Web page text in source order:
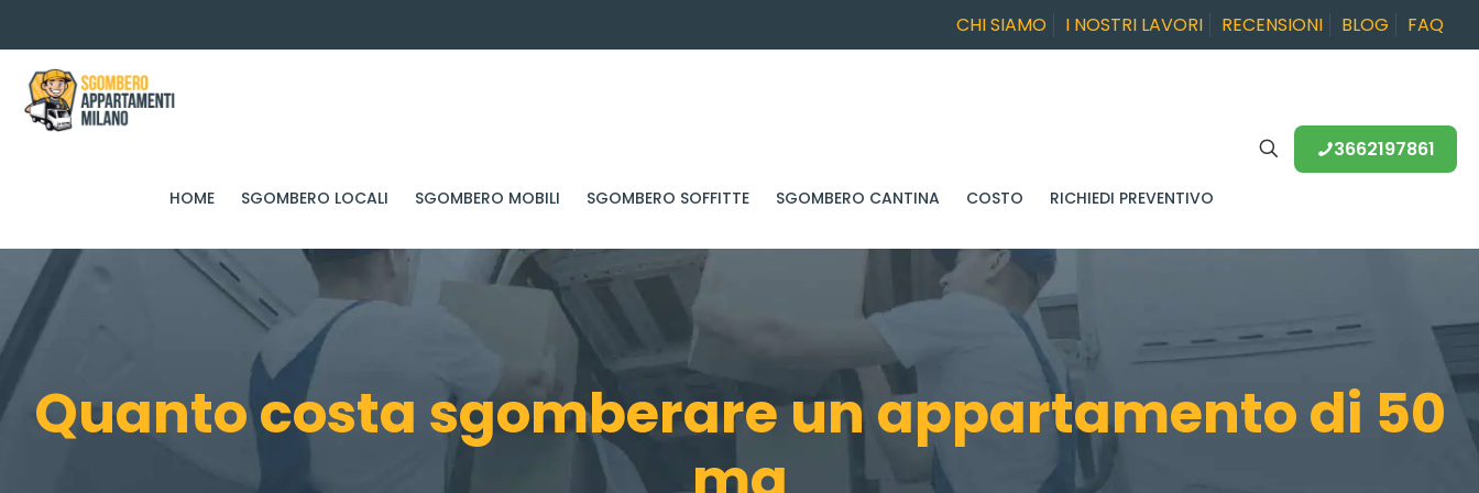
CHI SIAMO I NOSTRI LAVORI RECENSIONI BLOG FAQ
HOME SGOMBERO LOCALI SGOMBERO MOBILI SGOMBERO SOFFITTE SGOMBERO CANTINA COSTO RICHIEDI PREVENTIVO
3662197861
Quanto costa sgomberare un appartamento di 50